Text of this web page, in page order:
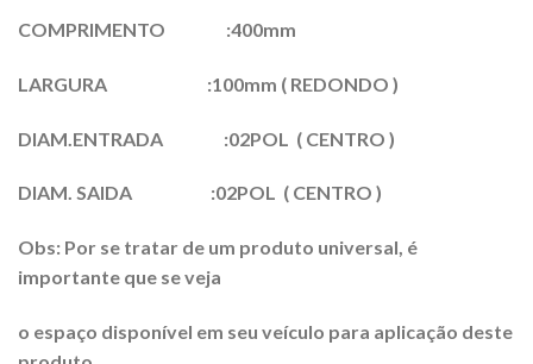
COMPRIMENTO :400mm
LARGURA :100mm ( REDONDO )
DIAM.ENTRADA :02POL ( CENTRO )
DIAM. SAIDA :02POL ( CENTRO )
Obs: Por se tratar de um produto universal, é
importante que se veja
o espaço disponível em seu veículo para aplicação deste